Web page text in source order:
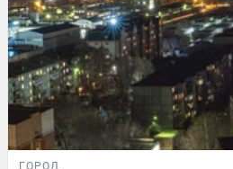
ГОРОД